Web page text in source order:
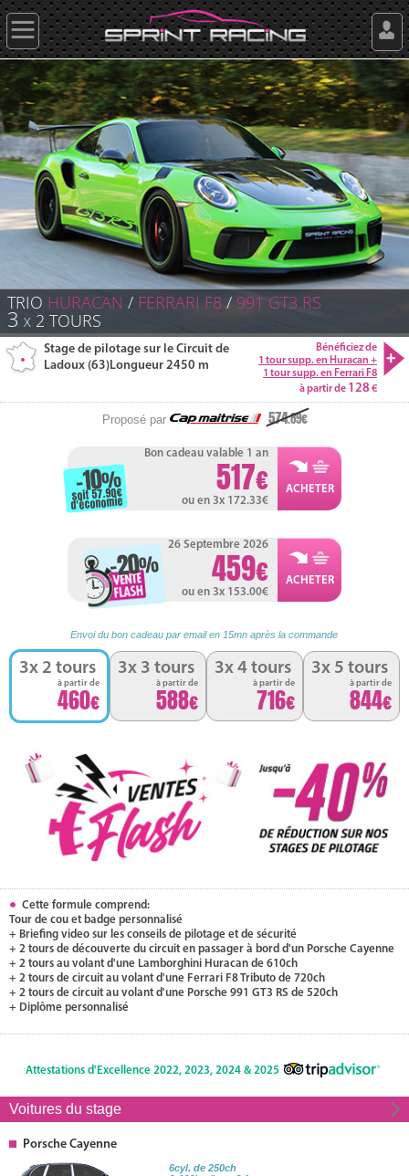
TRIO HURACAN / FERRARI F8 / 991 GT3 RS
3 X 2 TOURS
Bénéficiez de
1 tour supp. en Huracan +
1 tour supp. en Ferrari F8
à partir de 128
Stage de pilotage sur le Circuit de
Ladoux (63)Longueur 2450 m
Proposé par 574.89
Bon cadeau valable 1 an
517
ou en 3x 172.33
-10%
soit 57.90
d'économie
26 Septembre 2026
459
ou en 3x 153.00
-20%
Envoi du bon cadeau par email en 15mn après la commande
3x 2 tours
à partir de
460
3x 3 tours
à partir de
588
3x 4 tours
à partir de
716
3x 5 tours
à partir de
844
Cette formule comprend:
Tour de cou et badge personnalisé
+ Briefing video sur les conseils de pilotage et de sécurité
+ 2 tours de découverte du circuit en passager à bord d'un Porsche Cayenne
+ 2 tours au volant d'une Lamborghini Huracan de 610ch
+ 2 tours de circuit au volant d'une Ferrari F8 Tributo de 720ch
+ 2 tours de circuit au volant d'une Porsche 991 GT3 RS de 520ch
+ Diplôme personnalisé
Attestations d'Excellence 2022, 2023, 2024 & 2025
Voitures du stage
Porsche Cayenne
6cyl. de 250ch